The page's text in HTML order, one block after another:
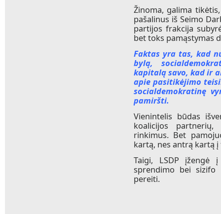
Žinoma, galima
pašalinus iš Seimo
partijos frakcija
bet toks pamąstymas
Faktas yra tas, kad
bylą,
kapitalą savo, kad ir
apie pasitikėjimo
socialdemokratinę
pamiršti.
Vienintelis būdas
koalicijos
rinkimus. Bet
kartą, nes antrą kartą
Taigi, LSDP įžengė
sprendimo bei sizifo
pereiti.